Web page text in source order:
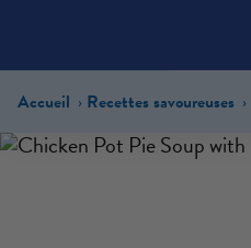
includes
an
accessibility
Accueil Recettes savoureuses